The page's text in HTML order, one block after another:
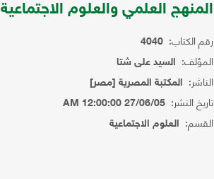
المنهج العلمي والعلوم الاجتماعية
رقم الكتاب: 4040
المؤلف: السيد على شتا
الناشر: المكتبة المصرية [مصر]
تاريخ النشر: 27/06/05 12:00:00 AM
القسم: العلوم الاجتماعية